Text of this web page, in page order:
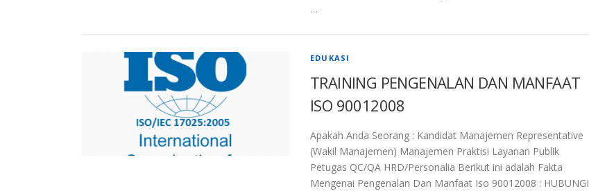
…
EDUKASI
TRAINING PENGENALAN DAN MANFAAT
ISO 90012008
Apakah Anda Seorang : Kandidat Manajemen Representative
(Wakil Manajemen) Manajemen Praktisi Layanan Publik
Petugas QC/QA HRD/Personalia Berikut ini adalah Fakta
Mengenai Pengenalan Dan Manfaat Iso 90012008 : HUBUNGI